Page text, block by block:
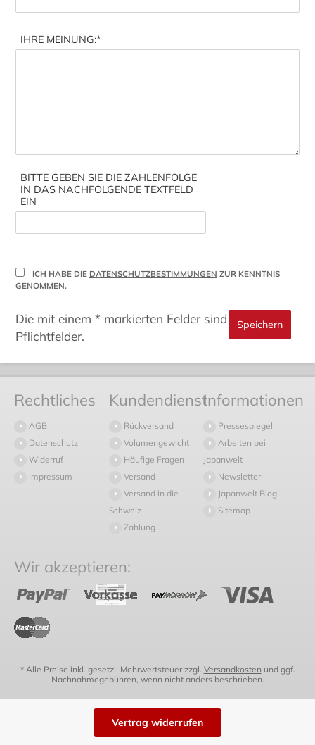
IHRE MEINUNG:*
BITTE GEBEN SIE DIE ZAHLENFOLGE
IN DAS NACHFOLGENDE TEXTFELD
EIN
ICH HABE DIE DATENSCHUTZBESTIMMUNGEN ZUR KENNTNIS
GENOMMEN.
Die mit einem * markierten Felder sind
Pflichtfelder.
Rechtliches
AGB
Datenschutz
Widerruf
Impressum
Kundendienst
Rückversand
Volumengewicht
Häufige Fragen
Versand
Versand in die
Schweiz
Zahlung
Informationen
Pressespiegel
Arbeiten bei
Japanwelt
Newsletter
Japanwelt Blog
Sitemap
Wir akzeptieren:
* Alle Preise inkl. gesetzl. Mehrwertsteuer zzgl. Versandkosten und ggf.
Nachnahmegebühren, wenn nicht anders beschrieben.
Vertrag widerrufen